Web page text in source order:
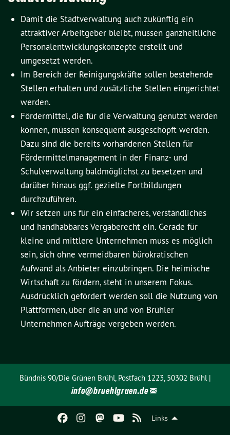
Links
Damit die Stadtverwaltung auch zukünftig ein
attraktiver Arbeitgeber bleibt, müssen ganzheitliche
Personalentwicklungskonzepte erstellt und
umgesetzt werden.
Im Bereich der Reinigungskräfte sollen bestehende
Stellen erhalten und zusätzliche Stellen eingerichtet
werden.
Fördermittel, die für die Verwaltung genutzt werden
können, müssen konsequent ausgeschöpft werden.
Dazu sind die bereits vorhandenen Stellen für
Fördermittelmanagement in der Finanz- und
Schulverwaltung baldmöglichst zu besetzen und
darüber hinaus ggf. gezielte Fortbildungen
durchzuführen.
Wir setzen uns für ein einfacheres, verständliches
und handhabbares Vergaberecht ein. Gerade für
kleine und mittlere Unternehmen muss es möglich
sein, sich ohne vermeidbaren bürokratischen
Aufwand als Anbieter einzubringen. Die heimische
Wirtschaft zu fördern, steht in unserem Fokus.
Ausdrücklich gefördert werden soll die Nutzung von
Plattformen, über die an und von Brühler
Unternehmen Aufträge vergeben werden.
Bündnis 90/Die Grünen Brühl, Postfach 1223, 50302 Brühl |
info@bruehlgruen.de